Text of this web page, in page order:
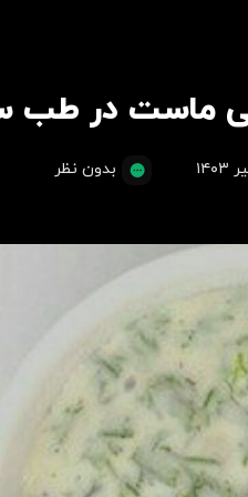
ماست در طب
بدون نظر